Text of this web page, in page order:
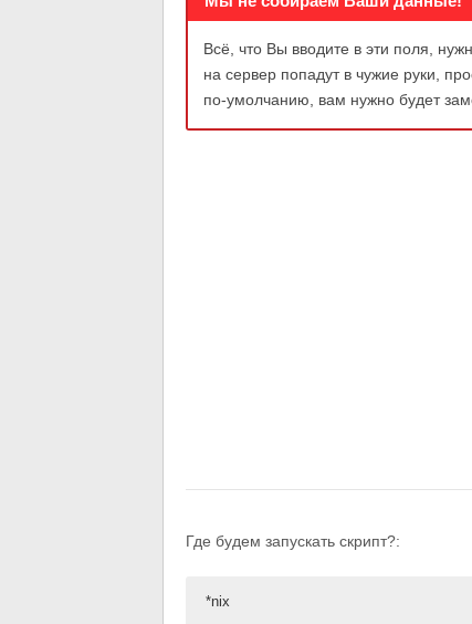
Всё, что Вы вводите в эти поля,
на сервер попадут в чужие руки,
по-умолчанию, вам нужно будет
Где будем запускать скрипт?:
*nix